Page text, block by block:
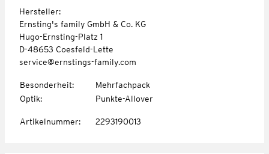
Hersteller:
Ernsting's family GmbH & Co. KG
Hugo-Ernsting-Platz 1
D-48653 Coesfeld-Lette
service@ernstings-family.com
Besonderheit:
Mehrfachpack
Optik: Punkte-Allover
Artikelnummer: 2293190013